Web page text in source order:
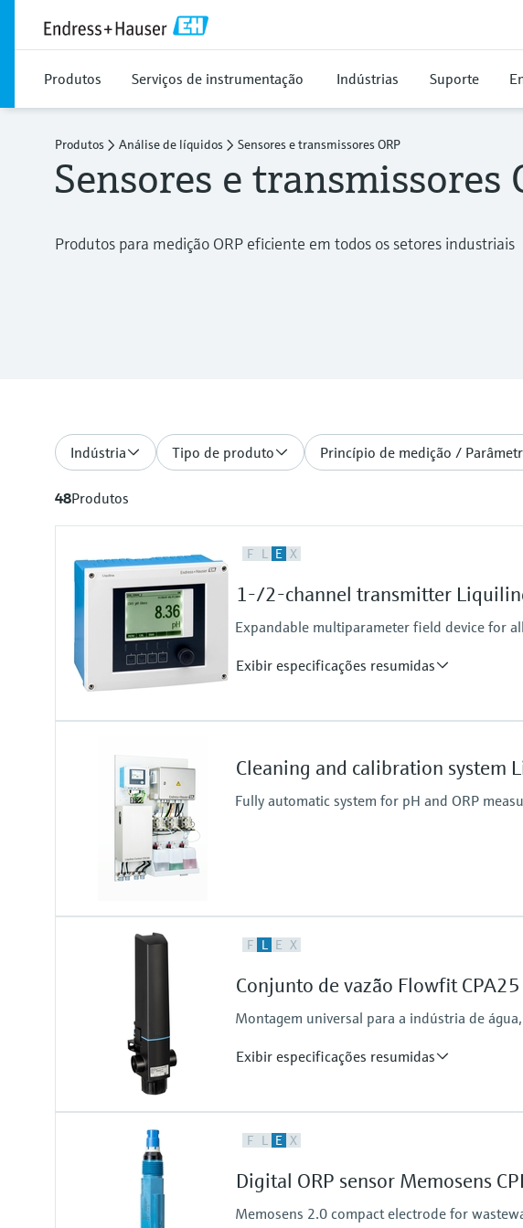
Produtos Serviços de instrumentação Indústrias Suporte
Produtos Análise de líquidos Sensores e transmissores ORP
Sensores e transmissores
Produtos para medição ORP eficiente em todos os setores industriais
Indústria Tipo de produto Princípio de medição /
48Produtos
F L E X
1-/2-channel transmitter
Expandable multiparameter field device for
Exibir especificações resumidas
1 to 2x Memosens digital input
Output / communication
2 to 4x 0/4 to 20 mA current outputs
Cleaning and calibration system
Fully automatic system for pH and ORP
F L E X
Conjunto de vazão Flowfit CPA25
Montagem universal para a indústria de
Exibir especificações resumidas
Process temperature
(32 to 176°F)
F L E X
Digital ORP sensor Memosens
Memosens 2.0 compact electrode for